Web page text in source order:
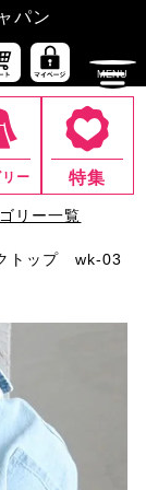
パン
ー 特集
リー一覧
トップ wk-03